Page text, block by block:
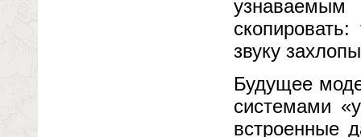
звуку
Будущее
системами
встроенные